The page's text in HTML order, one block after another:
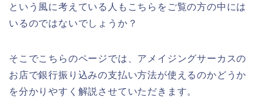
という風に考えている人もこちらをご覧の方の中には
いるのではないでしょうか？
そこでこちらのページでは、アメイジングサーカスの
お店で銀行振り込みの支払い方法が使えるのかどうか
を分かりやすく解説させていただきます。